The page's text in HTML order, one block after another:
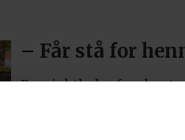
– Får stå for
Prosjektleder for den